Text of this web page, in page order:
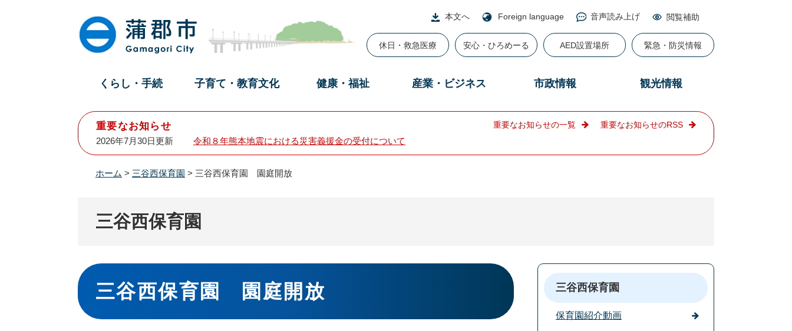
本文へ Foreign language 音声読み上げ 閲覧補助
休日・救急医療 安心・ひろめーる AED設置場所 緊急・防災情報
くらし・手続 子育て・教育文化 健康・福祉 産業・ビジネス 市政情報 観光情報
重要なお知らせ
2026年7月30日更新 令和８年熊本地震における災害義援金の受付について
重要なお知らせの一覧 重要なお知らせのRSS
ホーム > 三谷西保育園 > 三谷西保育園 園庭開放
三谷西保育園
本
文
三谷西保育園 園庭開放 三谷西保育園
保育園紹介動画